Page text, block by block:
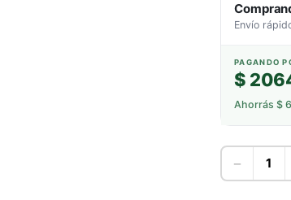
Envío
PAGANDO
$
Ahorrás $
−